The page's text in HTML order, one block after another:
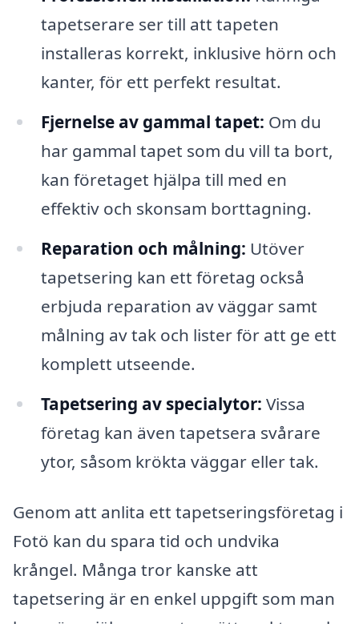
tapetserare ser till att tapeten
installeras korrekt, inklusive hörn och
kanter, för ett perfekt resultat.
Fjernelse av gammal tapet: Om du
har gammal tapet som du vill ta bort,
kan företaget hjälpa till med en
effektiv och skonsam borttagning.
Reparation och målning: Utöver
tapetsering kan ett företag också
erbjuda reparation av väggar samt
målning av tak och lister för att ge ett
komplett utseende.
Tapetsering av specialytor: Vissa
företag kan även tapetsera svårare
ytor, såsom krökta väggar eller tak.
Genom att anlita ett tapetseringsföretag i
Fotö kan du spara tid och undvika
krångel. Många tror kanske att
tapetsering är en enkel uppgift som man